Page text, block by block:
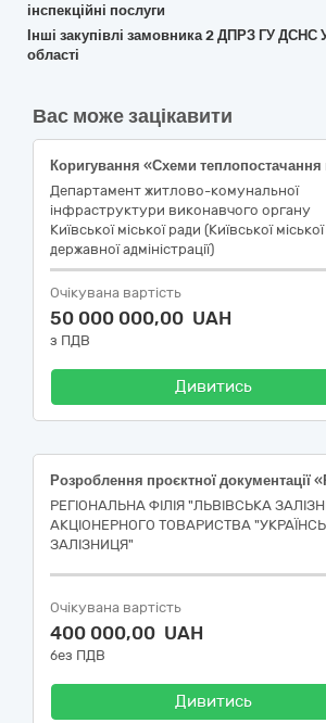
інспекційні послуги
Інші закупівлі замовника 2 ДПРЗ ГУ ДСНС
області
Вас може зацікавити
Департамент житлово-комунальної
інфраструктури виконавчого органу
Київської міської ради (Київської міської
державної адміністрації)
Очікувана вартість
50 000 000,00 UAH
з ПДВ
Дивитись
РЕГІОНАЛЬНА ФІЛІЯ "ЛЬВІВСЬКА
АКЦІОНЕРНОГО ТОВАРИСТВА
ЗАЛІЗНИЦЯ"
Очікувана вартість
400 000,00 UAH
без ПДВ
Дивитись